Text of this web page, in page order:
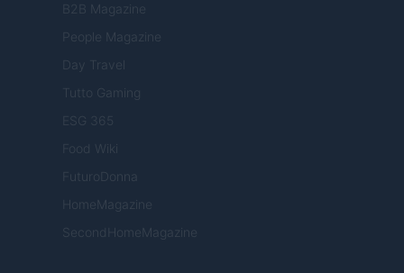
B2B Magazine
People Magazine
Day Travel
Tutto Gaming
ESG 365
Food Wiki
FuturoDonna
HomeMagazine
SecondHomeMagazine